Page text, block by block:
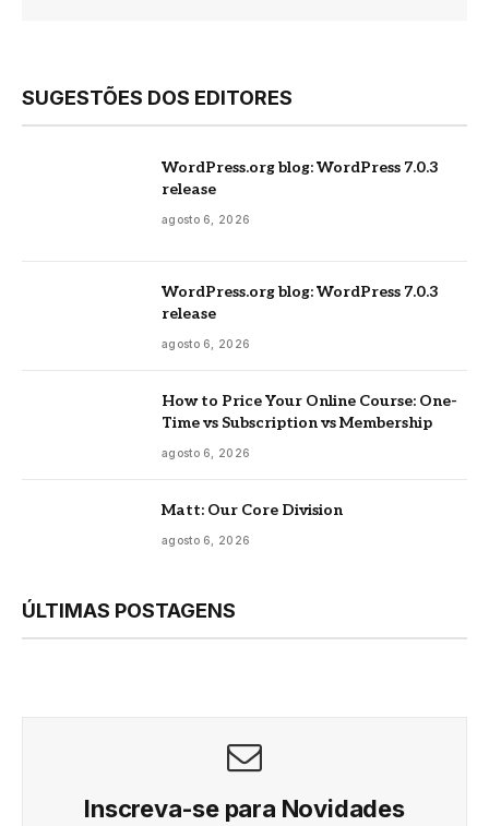
SUGESTÕES DOS EDITORES
WordPress.org blog: WordPress 7.0.3
release
agosto 6, 2026
WordPress.org blog: WordPress 7.0.3
release
agosto 6, 2026
How to Price Your Online Course: One-
Time vs Subscription vs Membership
agosto 6, 2026
Matt: Our Core Division
agosto 6, 2026
ÚLTIMAS POSTAGENS
Inscreva-se para Novidades